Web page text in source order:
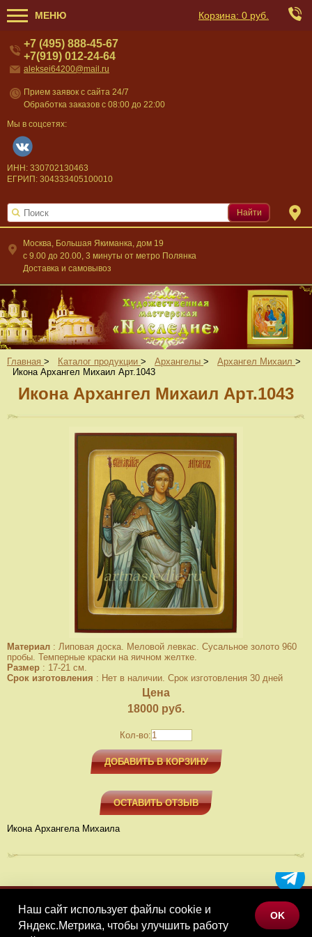
МЕНЮ Корзина: 0 руб.
Москва, Большая Якиманка, дом 19
c 9.00 до 20.00, 3 минуты от метро Полянка
Доставка и самовывоз
+7 (495) 888-45-67
+7(919) 012-24-64
aleksei64200@mail.ru
Прием заявок с сайта 24/7
Обработка заказов с 08:00 до 22:00
Мы в соцсетях:
ИНН: 330702130463
ЕГРИП: 304333405100010
Найти
Главная > Каталог продукции > Архангелы > Архангел Михаил >
Икона Архангел Михаил Арт.1043
Икона Архангел Михаил Арт.1043
Материал : Липовая доска. Меловой левкас. Сусальное золото 960
пробы. Темперные краски на яичном желтке.
Размер : 17-21 см.
Срок изготовления : Нет в наличии. Срок изготовления 30 дней
Цена
18000 руб.
Кол-во:
ДОБАВИТЬ В КОРЗИНУ
ОСТАВИТЬ ОТЗЫВ
Икона Архангела Михаила
МЕНЮ
КАТАЛОГ ТОВАРОВ
Наш сайт использует файлы cookie и
Яндекс.Метрика, чтобы улучшить работу
OK